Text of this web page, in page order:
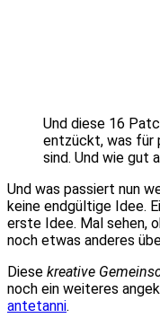
Und diese 16
entzückt, was für
sind. Und wie gut
Und was passiert nun
keine endgültige Idee.
erste Idee. Mal sehen,
noch etwas anderes
Diese kreative
noch ein weiteres
antetanni.